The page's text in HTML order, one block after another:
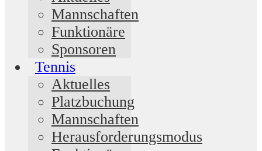
Mannschaften
Funktionäre
Sponsoren
Tennis
Aktuelles
Platzbuchung
Mannschaften
Herausforderungsmodus